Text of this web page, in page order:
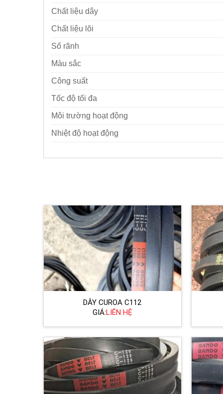
Chất liệu dây
Chất liệu lõi
Số rãnh
Màu sắc
Công suất
Tốc độ tối đa
Môi trường hoạt động
Nhiệt độ hoạt động
DÂY CUROA C112
GIÁ:LIÊN HỆ